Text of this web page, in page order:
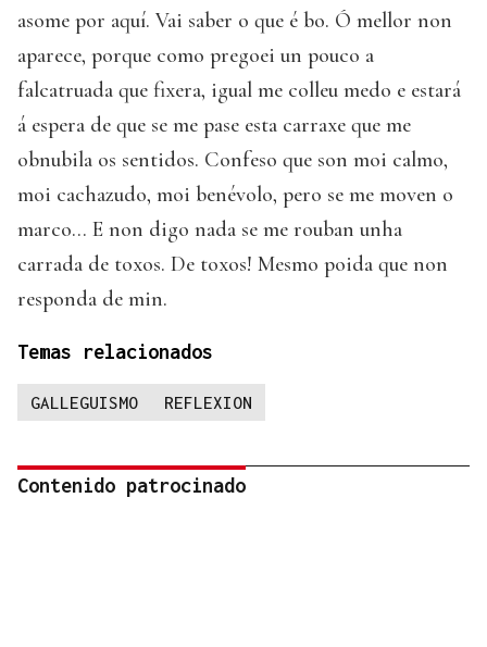
asome por aquí. Vai saber o que é bo. Ó mellor non
aparece, porque como pregoei un pouco a
falcatruada que fixera, igual me colleu medo e estará
á espera de que se me pase esta carraxe que me
obnubila os sentidos. Confeso que son moi calmo,
moi cachazudo, moi benévolo, pero se me moven o
marco... E non digo nada se me rouban unha
carrada de toxos. De toxos! Mesmo poida que non
responda de min.
Temas relacionados
GALLEGUISMO REFLEXION
Contenido patrocinado